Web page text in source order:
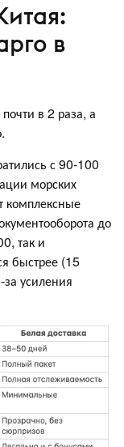
в
в 2 раза, а
с 90-100
морских
комплексные
до
так и
быстрее (15
усиления